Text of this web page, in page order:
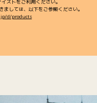
ストをご利用ください。
しては、以下をご参照ください。
d/products